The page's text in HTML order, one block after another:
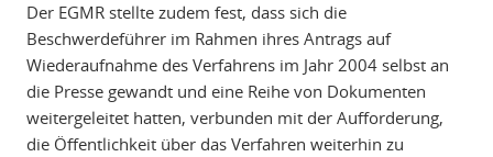
Der EGMR stellte zudem fest, dass sich die
Beschwerdeführer im Rahmen ihres Antrags auf
Wiederaufnahme des Verfahrens im Jahr 2004 selbst an
die Presse gewandt und eine Reihe von Dokumenten
weitergeleitet hatten, verbunden mit der Aufforderung,
die Öffentlichkeit über das Verfahren weiterhin zu